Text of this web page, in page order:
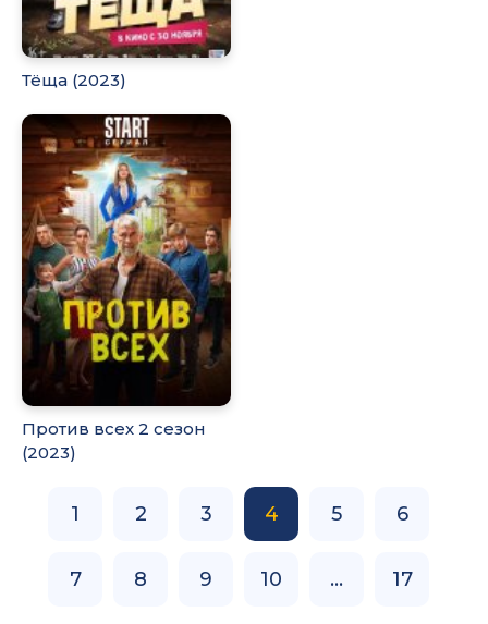
Тёща (2023)
Против всех 2 сезон
(2023)
1 2 3 4 5 6
7 8 9 10 ... 17